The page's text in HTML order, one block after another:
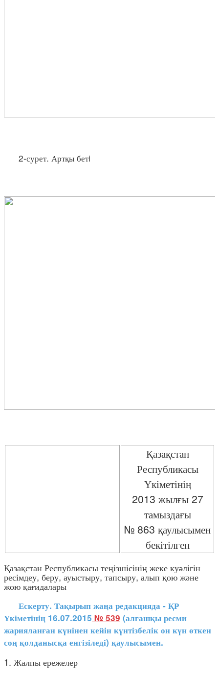
2-сурет. Артқы бетi
Қазақстан
Республикасы
Үкіметінің
2013 жылғы 27
тамыздағы
№ 863 қаулысымен
бекітілген
Қазақстан Республикасы теңізшісінің жеке куәлігін
ресімдеу, беру, ауыстыру, тапсыру, алып қою және
жою қағидалары
Ескерту. Тақырып жаңа редакцияда - ҚР
Үкіметінің 16.07.2015 № 539 (алғашқы ресми
жарияланған күнінен кейін күнтізбелік он күн өткен
соң қолданысқа енгізіледі) қаулысымен.
1. Жалпы ережелер